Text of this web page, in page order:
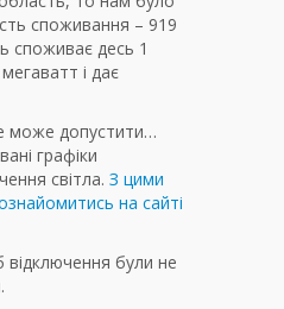
споживання – 919
споживає десь 1
і дає
може допустити…
графіки
світла. З цими
на сайті
були не